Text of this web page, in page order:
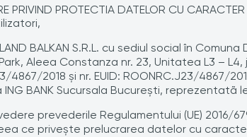
PRIVIND PROTECTIA DATELOR CU CARACTER
BALKAN S.R.L. cu sediul social în
Aleea Constanza nr. 23, Unitatea L3 –
4867/2018 și nr. EUID: ROONRC.J23/4867/
ING BANK Sucursala București, reprezentatã
prevederile Regulamentului (UE) 2016/
ce priveşte prelucrarea datelor cu